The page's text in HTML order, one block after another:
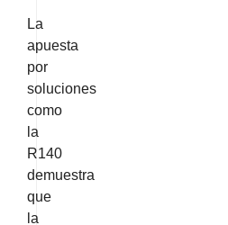
La
apuesta
por
soluciones
como
la
R140
demuestra
que
la